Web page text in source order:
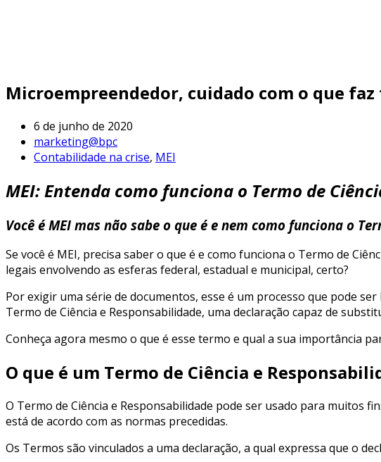
Microempreendedor, cuidado com o que
6 de junho de 2020
marketing@bpc
Contabilidade na crise, MEI
MEI: Entenda como funciona o Termo de
Você é MEI mas não sabe o que é e nem como funciona o
Se você é MEI, precisa saber o que é e como funciona o Termo de
legais envolvendo as esferas federal, estadual e municipal, certo?
Por exigir uma série de documentos, esse é um processo que pode
Termo de Ciência e Responsabilidade, uma declaração capaz de
Conheça agora mesmo o que é esse termo e qual a sua importância
O que é um Termo de Ciência e
O Termo de Ciência e Responsabilidade pode ser usado para muitos
está de acordo com as normas precedidas.
Os Termos são vinculados a uma declaração, a qual expressa que o